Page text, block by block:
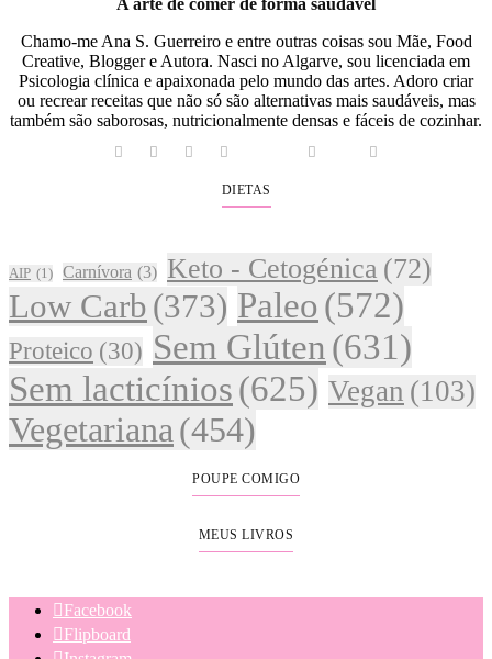
A arte de comer de forma saudável
Chamo-me Ana S. Guerreiro e entre outras coisas sou Mãe, Food
Creative, Blogger e Autora. Nasci no Algarve, sou licenciada em
Psicologia clínica e apaixonada pelo mundo das artes. Adoro criar
ou recrear receitas que não só são alternativas mais saudáveis, mas
também são saborosas, nutricionalmente densas e fáceis de cozinhar.
DIETAS
AIP (1) Carnívora (3) Keto - Cetogénica (72)
Low Carb (373) Paleo(572)
Proteico (30) Sem Glúten (631)
Sem lacticínios(625) Vegan (103)
Vegetariana(454)
POUPE COMIGO
MEUS LIVROS
Facebook
Flipboard